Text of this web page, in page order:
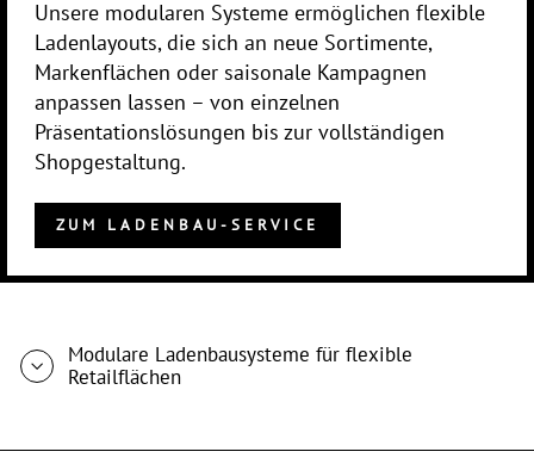
Unsere modularen Systeme ermöglichen flexible
Ladenlayouts, die sich an neue Sortimente,
Markenflächen oder saisonale Kampagnen
anpassen lassen – von einzelnen
Präsentationslösungen bis zur vollständigen
Shopgestaltung.
ZUM LADENBAU-SERVICE
Modulare Ladenbausysteme für flexible
Retailflächen